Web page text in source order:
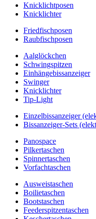
Knicklichtposen
Knicklichter
Friedfischposen
Raubfischposen
Aalglöckchen
Schwingspitzen
Einhängebissanzeiger
Swinger
Knicklichter
Tip-Light
Einzelbissanzeiger
Bissanzeiger-Sets
Panospace
Pilkertaschen
Spinnertaschen
Vorfachtaschen
Ausweistaschen
Boilietaschen
Bootstaschen
Feederspitzentaschen